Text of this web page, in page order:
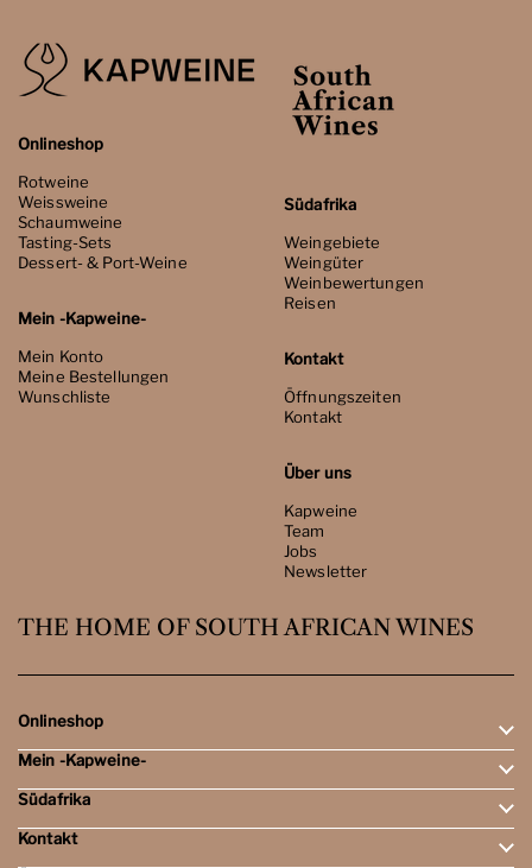
Onlineshop
Rotweine
Weissweine
Schaumweine
Tasting-Sets
Dessert- & Port-Weine
Mein -Kapweine-
Mein Konto
Meine Bestellungen
Wunschliste
Südafrika
Weingebiete
Weingüter
Weinbewertungen
Reisen
Kontakt
Öffnungszeiten
Kontakt
Über uns
Kapweine
Team
Jobs
Newsletter
THE HOME OF SOUTH AFRICAN WINES
Onlineshop
Rotweine
Weissweine
Schaumweine
Tasting-Sets
Dessert- & Port-Weine
Mein -Kapweine-
Mein Konto
Meine Bestellungen
Wunschliste
Südafrika
Weingebiete
Weingüter
Kontakt